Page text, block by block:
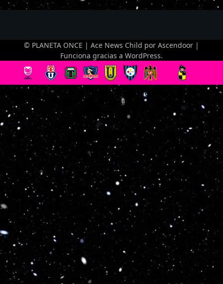
© PLANETA ONCE | Ace News Child por Ascendoor |
Funciona gracias a WordPress.
Optimized by Seraphinite Accelerator
Turns on site high speed to be attractive for people and search engines.